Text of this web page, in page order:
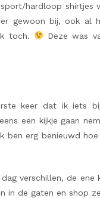
hardloop shirtjes
gewoon bij, ook al
toch.
Deze was
keer dat ik iets
een kijkje gaan
ben erg benieuwd
verschillen, de
in de gaten en shop